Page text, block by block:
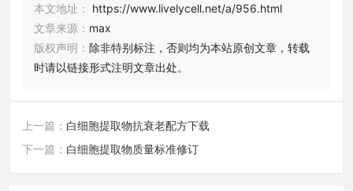
本文地址：
https://www.livelycell.net/a/956.html
文章来源： max
版权声明： 除非特别标注，否则均为本站原创文章，转载
时请以链接形式注明文章出处。
上一篇： 白细胞提取物抗衰老配方下载
下一篇： 白细胞提取物质量标准修订